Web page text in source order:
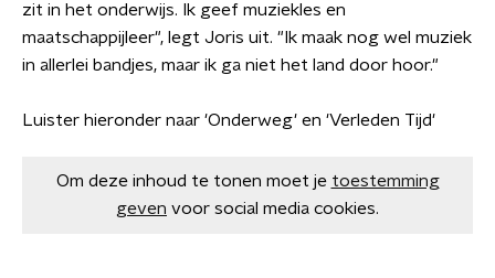
zit in het onderwijs. Ik geef muziekles en
maatschappijleer", legt Joris uit. "Ik maak nog wel muziek
in allerlei bandjes, maar ik ga niet het land door hoor."
Luister hieronder naar 'Onderweg' en 'Verleden Tijd'
Om deze inhoud te tonen moet je toestemming
geven voor social media cookies.